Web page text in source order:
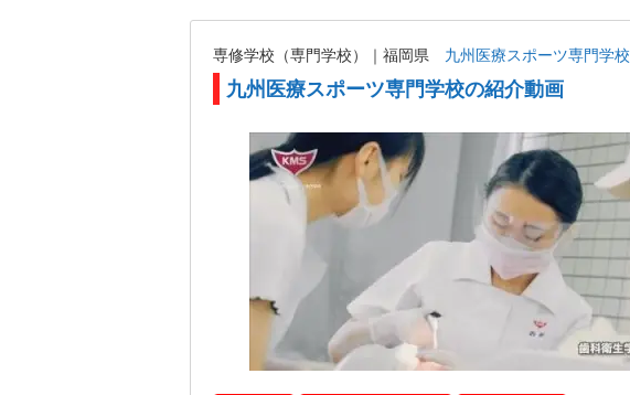
専修学校（専門学校）｜福岡県 九州医療スポーツ専門学校
九州医療スポーツ専門学校の紹介動画